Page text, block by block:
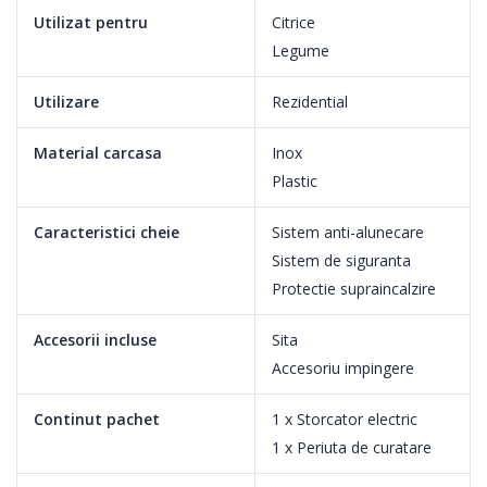
Recipiente pentru suc de 1L si pentru pulpa de 2L
familie, iar pulpa va fi colectata intr-un singur loc, in recipientul
Utilizat pentru
Citrice
Legume
Utilizare Rezidential
Material carcasa
Inox
Plastic
Caracteristici cheie
Sistem anti-alunecare
Sistem de siguranta
Protectie supraincalzire
Accesorii incluse
Sita
Accesoriu impingere
Continut pachet
1 x Storcator electric
1 x Periuta de curatare